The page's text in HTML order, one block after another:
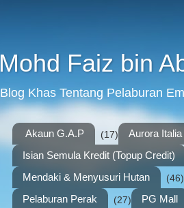
Mohd Faiz bin
Blog Khas Tentang Pelaburan
Akaun G.A.P (17)
Aurora Italia
Isian Semula Kredit (Topup Credit)
Mendaki & Menyusuri Hutan
(46)
Pelaburan Perak (27)
PG Mall